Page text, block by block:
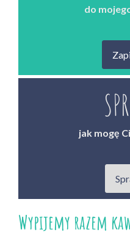
do
jak mogę
Wypijemy razem